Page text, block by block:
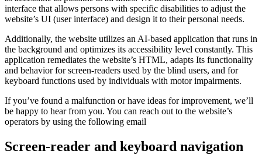
interface that allows persons with specific disabilities to adjust the
website’s UI (user interface) and design it to their personal needs.
Additionally, the website utilizes an AI-based application that runs in
the background and optimizes its accessibility level constantly. This
application remediates the website’s HTML, adapts Its functionality
and behavior for screen-readers used by the blind users, and for
keyboard functions used by individuals with motor impairments.
If you’ve found a malfunction or have ideas for improvement, we’ll
be happy to hear from you. You can reach out to the website’s
operators by using the following email
Screen-reader and keyboard navigation